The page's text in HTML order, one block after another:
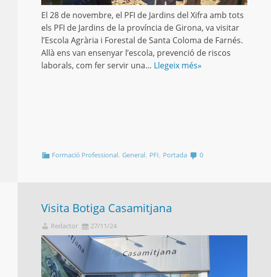
El 28 de novembre, el PFI de Jardins del Xifra amb tots
els PFI de Jardins de la província de Girona, va visitar
l’Escola Agrària i Forestal de Santa Coloma de Farnés.
Allà ens van ensenyar l’escola, prevenció de riscos
laborals, com fer servir una… Llegeix més»
Formació Professional,General, PFI, Portada 0
Visita Botiga Casamitjana
Redactor 27/11/24